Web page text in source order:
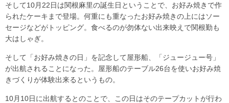
そして10月22日は関根麻里の誕生日ということで、お好み焼きで作
られたケーキまで登場。何重にも重なったお好み焼きの上にはソー
セージなどがトッピング。食べるのが勿体ない出来映えで関根勤も
大はしゃぎ。
そして「お好み焼きの日」を記念して屋形船、「ジュージュー号」
が出航されることになった。屋形船のテーブル26台を使いお好み焼
きづくりが体験出来るというもの。
10月10日に出航するとのことで、この日はそのテープカットが行わ